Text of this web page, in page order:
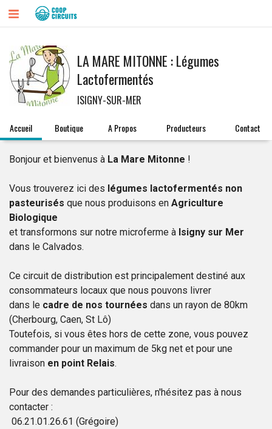
LA MARE MITONNE : Légumes
Lactofermentés
ISIGNY-SUR-MER
Accueil Boutique A Propos Producteurs Contact
Bonjour et bienvenus à La Mare Mitonne !
Vous trouverez ici des légumes lactofermentés non
pasteurisés que nous produisons en Agriculture
Biologique
et transformons sur notre microferme à Isigny sur Mer
dans le Calvados.
Ce circuit de distribution est principalement destiné aux
consommateurs locaux que nous pouvons livrer
dans le cadre de nos tournées dans un rayon de 80km
(Cherbourg, Caen, St Lô)
Toutefois, si vous êtes hors de cette zone, vous pouvez
commander pour un maximum de 5kg net et pour une
livraison en point Relais.
Pour des demandes particulières, n'hésitez pas à nous
contacter :
06.21.01.26.61 (Grégoire)